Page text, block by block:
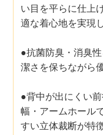
い目を平らに仕上
適な着心地を実現
●抗菌防臭・消臭
潔さを保ちながら
●背中が出にくい
幅・アームホール
すい立体裁断が特